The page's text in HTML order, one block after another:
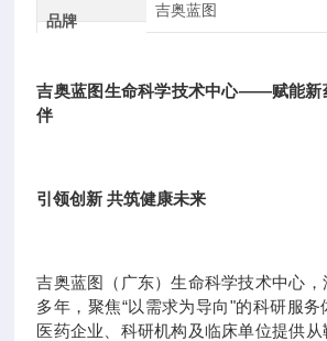
品牌
吉奥蓝图
吉奥蓝图生命科学技术中心——赋能新
伴
引领创新 共筑健康未来
吉奥蓝图（广东）生命科学技术中心
多年，聚焦“以需求为导向"的科研服
医药企业、科研机构及临床单位提供